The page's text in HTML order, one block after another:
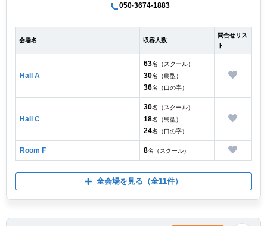
050-3674-1883
会場名 収容人数
問合せリス
ト
Hall A
63名（スクール）
30名（島型）
36名（口の字）
Hall C
30名（スクール）
18名（島型）
24名（口の字）
Room F 8名（スクール）
全会場を見る （全11件）